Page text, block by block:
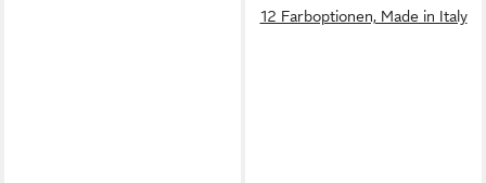
12 Farboptionen, Made in Italy